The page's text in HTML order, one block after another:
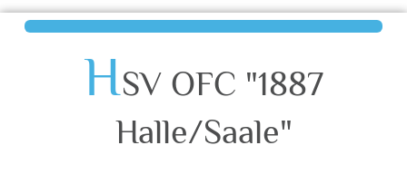
HSV OFC "1887
Halle/Saale"